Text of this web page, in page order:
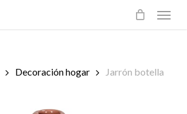
Menu
Decoración hogar
Jarrón botella